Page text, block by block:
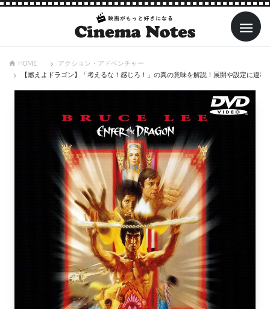
HOME
アクション・アドベンチャー
【燃えよドラゴン】「考えるな！感じろ！」の真の意味を解説！展開や設定に違